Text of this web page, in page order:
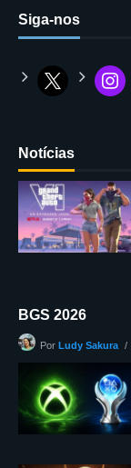
Siga-nos
Notícias
BGS 2026
Por Ludy Sakura